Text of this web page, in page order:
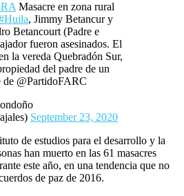
Masacre en zona rural
, Jimmy Betancur y
Betancourt (Padre e
fueron asesinados. El
la vereda Quebradón Sur,
del padre de un
de @PartidoFARC
September 23, 2020
de estudios para el desarrollo y la
han muerto en las 61 masacres
este año, en una tendencia que no
de paz de 2016.